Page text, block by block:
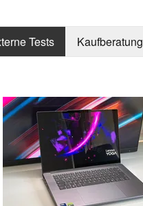
Tests Kaufberatung